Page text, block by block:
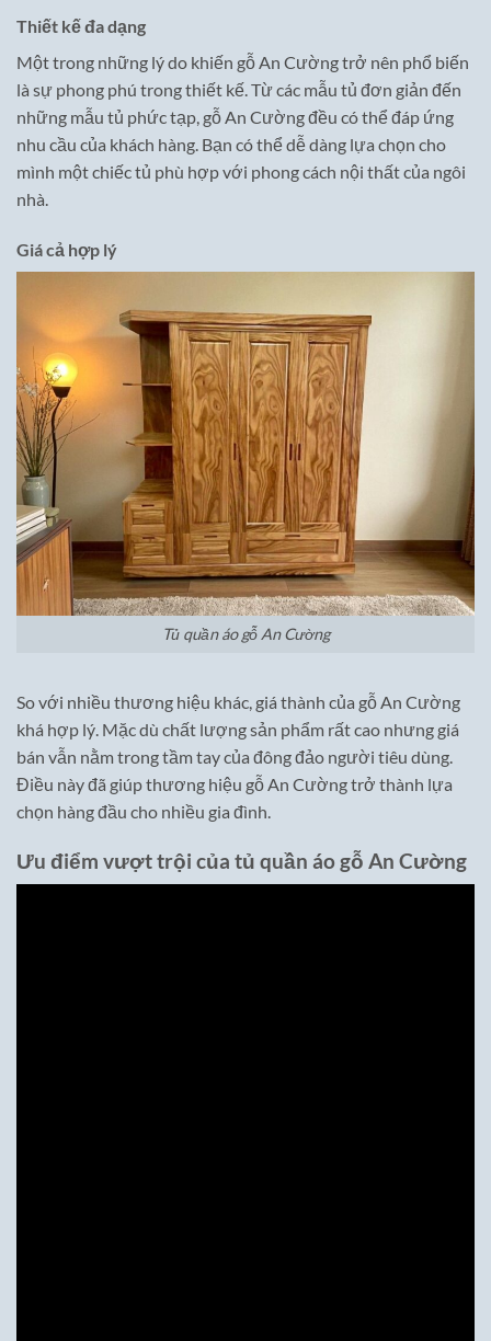
Thiết kế đa dạng
Một trong những lý do khiến gỗ An Cường trở nên phổ biến
là sự phong phú trong thiết kế. Từ các mẫu tủ đơn giản đến
những mẫu tủ phức tạp, gỗ An Cường đều có thể đáp ứng
nhu cầu của khách hàng. Bạn có thể dễ dàng lựa chọn cho
mình một chiếc tủ phù hợp với phong cách nội thất của ngôi
nhà.
Giá cả hợp lý
Tủ quần áo gỗ An Cường
So với nhiều thương hiệu khác, giá thành của gỗ An Cường
khá hợp lý. Mặc dù chất lượng sản phẩm rất cao nhưng giá
bán vẫn nằm trong tầm tay của đông đảo người tiêu dùng.
Điều này đã giúp thương hiệu gỗ An Cường trở thành lựa
chọn hàng đầu cho nhiều gia đình.
Ưu điểm vượt trội của tủ quần áo gỗ An Cường